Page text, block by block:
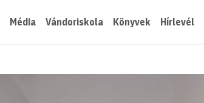
Média Vándoriskola Könyvek Hírlevél